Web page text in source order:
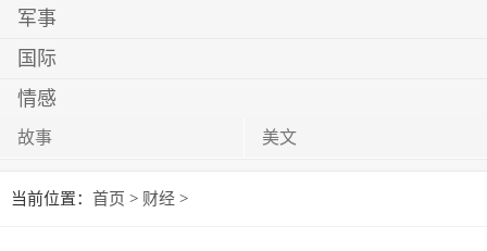
军事
国际
情感
故事 美文
当前位置： 首页 > 财经 >